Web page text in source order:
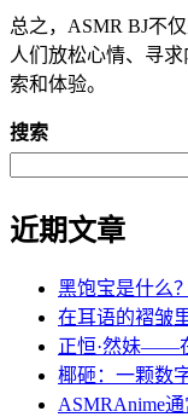
总之，ASMR BJ不
人们放松心情、寻
索和体验。
搜索
近期文章
黑饱宝是什么
在耳语的褶皱
正恒·然妹——
椰砸：一颗数
ASMRAnime